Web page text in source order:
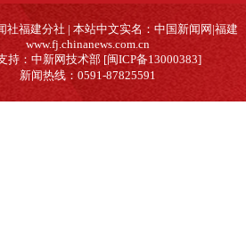
社福建分社 | 本站中文实名：中国新闻网|福建
www.fj.chinanews.com.cn
持：中新网技术部 [闽ICP备13000383]
新闻热线：0591-87825591